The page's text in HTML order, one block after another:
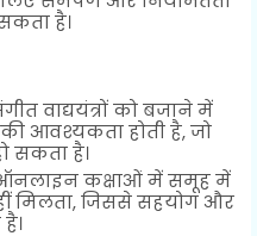
है।
वाद्ययंत्रों को बजाने में
की आवश्यकता होती है, जो
सकता है।
कक्षाओं में समूह में
मिलता, जिससे सहयोग और